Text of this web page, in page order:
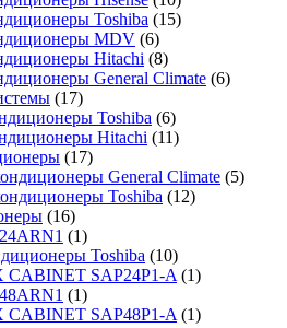
Toshiba (15)
MDV (6)
Hitachi (8)
General Climate (6)
(17)
Toshiba (6)
Hitachi (11)
(17)
General Climate (5)
Toshiba (12)
(16)
(1)
Toshiba (10)
CABINET SAP24P1-A (1)
(1)
CABINET SAP48P1-A (1)